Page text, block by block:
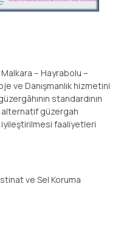
– Hayrabolu –
ve Danışmanlık hizmetini
standardının
güzergah
iyileştirilmesi faaliyetleri
ve Sel Koruma